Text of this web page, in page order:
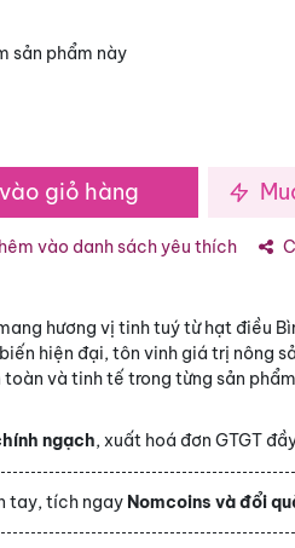
sản phẩm này
giỏ hàng
vào danh sách yêu thích
hương vị tinh tuý từ hạt điều
hiện đại, tôn vinh giá trị nông
toàn và tinh tế trong từng sản
ngạch, xuất hoá đơn GTGT
tay, tích ngay Nomcoins và đổi